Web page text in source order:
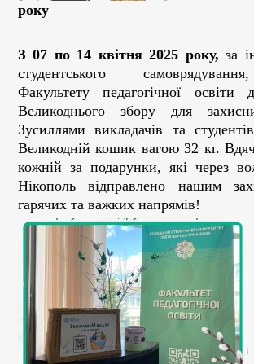
року
З 07 по 14 квітня 2025 року,за
студентського
Факультету педагогічної освіти
Великоднього збору для
Зусиллями викладачів та
Великодній кошик вагою 32 кг.
кожній за подарунки, які через
Нікополь відправлено нашим
гарячих та важких напрямів!